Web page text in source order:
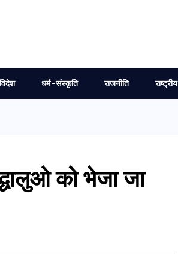
धर्म-संस्कृति राजनीति राष्ट्रीय
को भेजा जा